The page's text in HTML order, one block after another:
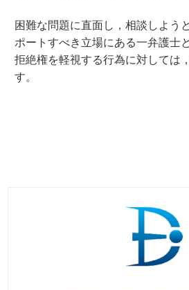
困難な問題に直面し，相談しよう
ポートすべき立場にある一弁護士
拒絶権を軽視する行為に対しては
す。